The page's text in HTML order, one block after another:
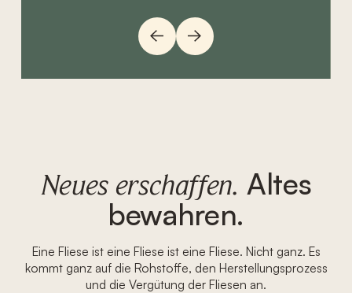
Neues erschaffen. Altes
bewahren.
Eine Fliese ist eine Fliese ist eine Fliese. Nicht ganz. Es
kommt ganz auf die Rohstoffe, den Herstellungsprozess
und die Vergütung der Fliesen an.